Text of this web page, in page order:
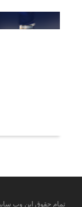
تمام حقوق این وب